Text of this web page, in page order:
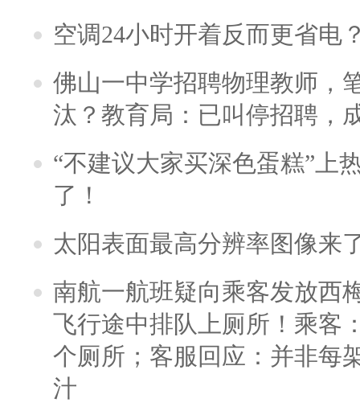
空调24小时开着反而更省电
佛山一中学招聘物理教师，
汰？教育局：已叫停招聘，
“不建议大家买深色蛋糕”上
了！
太阳表面最高分辨率图像来
南航一航班疑向乘客发放西
飞行途中排队上厕所！乘客
个厕所；客服回应：并非每
汁